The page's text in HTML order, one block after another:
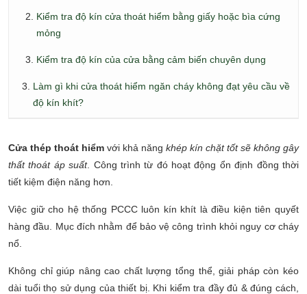
Kiểm tra độ kín cửa thoát hiểm bằng giấy hoặc bìa cứng
mỏng
Kiểm tra độ kín của cửa bằng cảm biến chuyên dụng
Làm gì khi cửa thoát hiểm ngăn cháy không đạt yêu cầu về
độ kín khít?
Cửa thép thoát hiểm với khả năng khép kín chặt tốt sẽ không gây
thất thoát áp suất. Công trình từ đó hoạt động ổn định đồng thời
tiết kiệm điện năng hơn.
Việc giữ cho hệ thống PCCC luôn kín khít là điều kiện tiên quyết
hàng đầu. Mục đích nhằm để bảo vệ công trình khỏi nguy cơ cháy
nổ.
Không chỉ giúp nâng cao chất lượng tổng thể, giải pháp còn kéo
dài tuổi thọ sử dụng của thiết bị. Khi kiểm tra đầy đủ & đúng cách,